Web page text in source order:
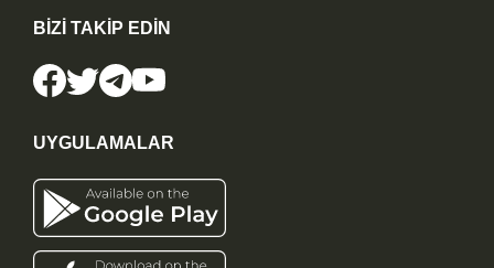
BİZİ TAKİP EDİN
UYGULAMALAR